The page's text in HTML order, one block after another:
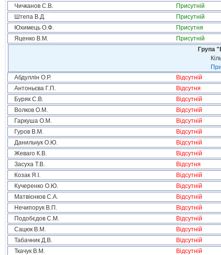
Чичканов С.В.
Присутній
Штепа В.Д.
Присутній
Юхимець О.Ф.
Присутня
Яценко В.М.
Присутній
Група
Абдуллін О.Р.
Відсутній
Антоньєва Г.П.
Відсутня
Буряк С.В.
Відсутній
Волков О.М.
Відсутній
Гаркуша О.М.
Відсутній
Гуров В.М.
Відсутній
Данильчук О.Ю.
Відсутній
Жеваго К.В.
Відсутній
Засуха Т.В.
Відсутня
Козак Я.І.
Відсутній
Кучеренко О.Ю.
Відсутній
Матвієнков С.А.
Відсутній
Нечипорук В.П.
Відсутній
Подобєдов С.М.
Відсутній
Сацюк В.М.
Відсутній
Табачник Д.В.
Відсутній
Ткачук В.М.
Відсутній